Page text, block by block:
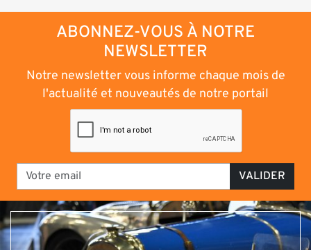
ABONNEZ-VOUS À NOTRE
NEWSLETTER
Notre newsletter vous informe chaque mois de
l'actualité et nouveautés de notre portail
VALIDER